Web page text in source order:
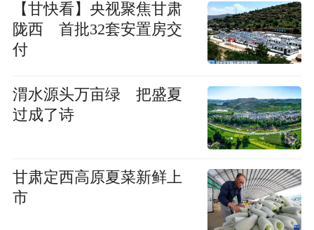
【甘快看】央视聚焦甘肃
陇西 首批32套安置房交
付
渭水源头万亩绿 把盛夏
过成了诗
甘肃定西高原夏菜新鲜上
市